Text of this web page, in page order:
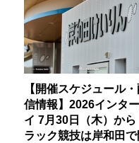
【開催スケジュール
信情報】2026インタ
イ 7月30日（木）から
ラック競技は岸和田で